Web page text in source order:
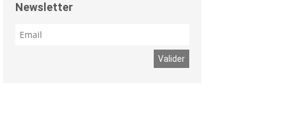
Newsletter